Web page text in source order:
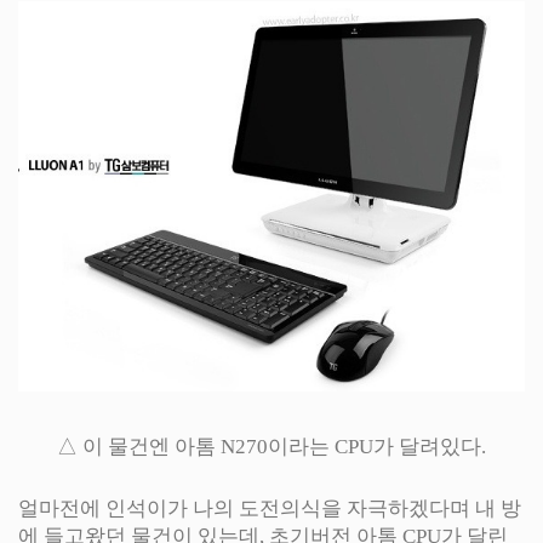
△ 이 물건엔 아톰 N270이라는 CPU가 달려있다.
얼마전에 인석이가 나의 도전의식을 자극하겠다며 내 방
에 들고왔던 물건이 있는데, 초기버전 아톰 CPU가 달린